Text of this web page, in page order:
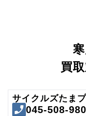
買
サイクルズたま
045-508-